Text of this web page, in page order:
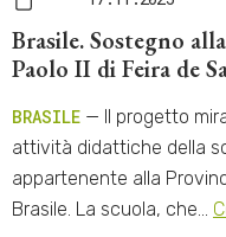
Brasile. Sostegno
Paolo II di Feira de
BRASILE — Il progetto
attività didattiche della
appartenente alla
Brasile. La scuola, che…